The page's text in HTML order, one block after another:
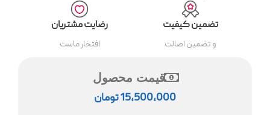
تضمین کیفیت
و تضمین اصالت
رضایت مشتریان
افتخار ماست
قیمت محصول
15,500,000تومان